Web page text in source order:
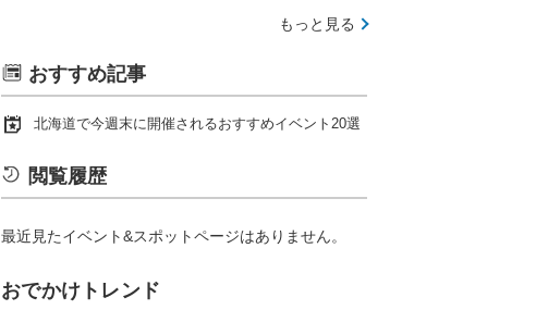
もっと見る
おすすめ記事
北海道で今週末に開催されるおすすめイベント20選
閲覧履歴
最近見たイベント&スポットページはありません。
おでかけトレンド